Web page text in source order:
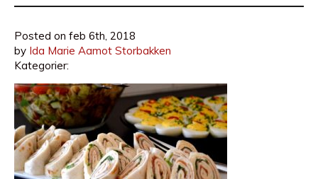
Posted on feb 6th, 2018
by Ida Marie Aamot Storbakken
Kategorier: